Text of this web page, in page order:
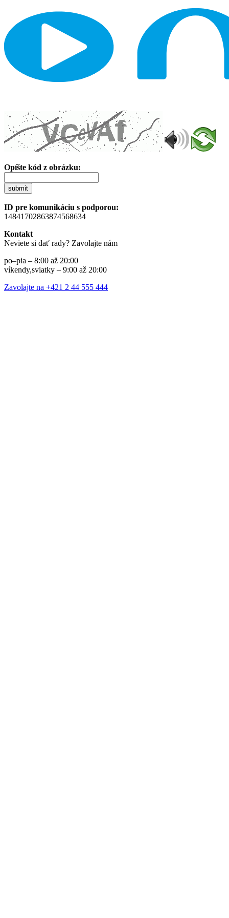
Opíšte kód z obrázku:
submit
ID pre komunikáciu s podporou:
14841702863874568634
Kontakt
Neviete si dať rady? Zavolajte nám
po–pia – 8:00 až 20:00
víkendy,sviatky – 9:00 až 20:00
Zavolajte na +421 2 44 555 444